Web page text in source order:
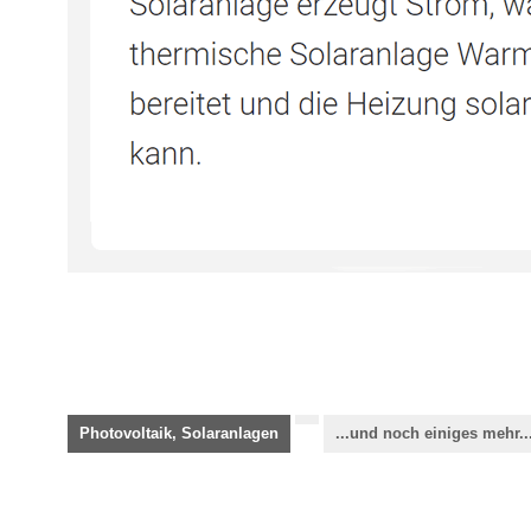
Photovoltaik, Solaranlagen ...und noch einiges